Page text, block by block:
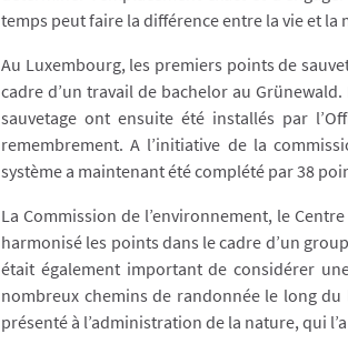
temps peut faire la différence entre la vie et la
Au Luxembourg, les premiers points de
cadre d’un travail de bachelor au
sauvetage ont ensuite été installés par
remembrement. A l’initiative de la
système a maintenant été complété par 38
La Commission de l’environnement, le
harmonisé les points dans le cadre d’un
était également important de considérer
nombreux chemins de randonnée le long du
présenté à l’administration de la nature, qui